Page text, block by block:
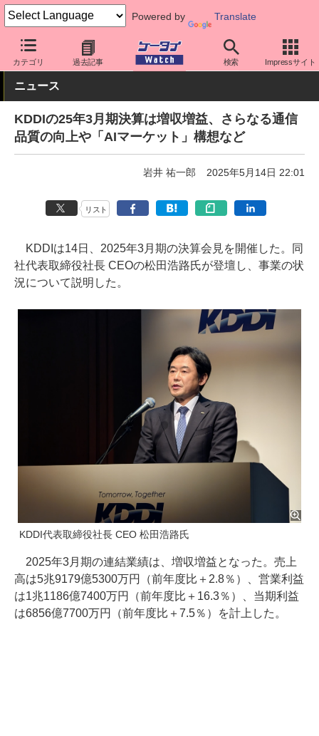
Powered by Translate
カテゴリ 過去記事 検索 Impressサイト
ケータイ Watch キャリア au キーパーソン
ニュース
KDDIの25年3月期決算は増収増益、さらなる通信
品質の向上や「AIマーケット」構想など
岩井 祐一郎 2025年5月14日 22:01
リスト
KDDIは14日、2025年3月期の決算会見を開催した。同
社代表取締役社長 CEOの松田浩路氏が登壇し、事業の状
況について説明した。
KDDI代表取締役社長 CEO 松田浩路氏
2025年3月期の連結業績は、増収増益となった。売上
高は5兆9179億5300万円（前年度比＋2.8％）、営業利益
は1兆1186億7400万円（前年度比＋16.3％）、当期利益
は6856億7700万円（前年度比＋7.5％）を計上した。